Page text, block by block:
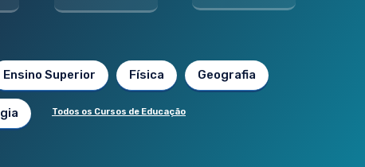
Ensino Superior Física Geografia
Todos os Cursos de Educação